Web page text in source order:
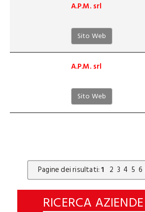
A.P.M. srl
Sito Web
A.P.M. srl
Sito Web
Pagine dei risultati:1 2 3 4 5 6
RICERCA AZIENDE